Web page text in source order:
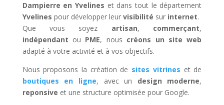
Dampierre en Yvelines et dans tout le département
Yvelines pour développer leur visibilité sur internet.
Que vous soyez artisan, commerçant,
indépendant ou PME, nous créons un site web
adapté à votre activité et à vos objectifs.
Nous proposons la création de sites vitrines et de
boutiques en ligne, avec un design moderne,
reponsive et une structure optimisée pour Google.